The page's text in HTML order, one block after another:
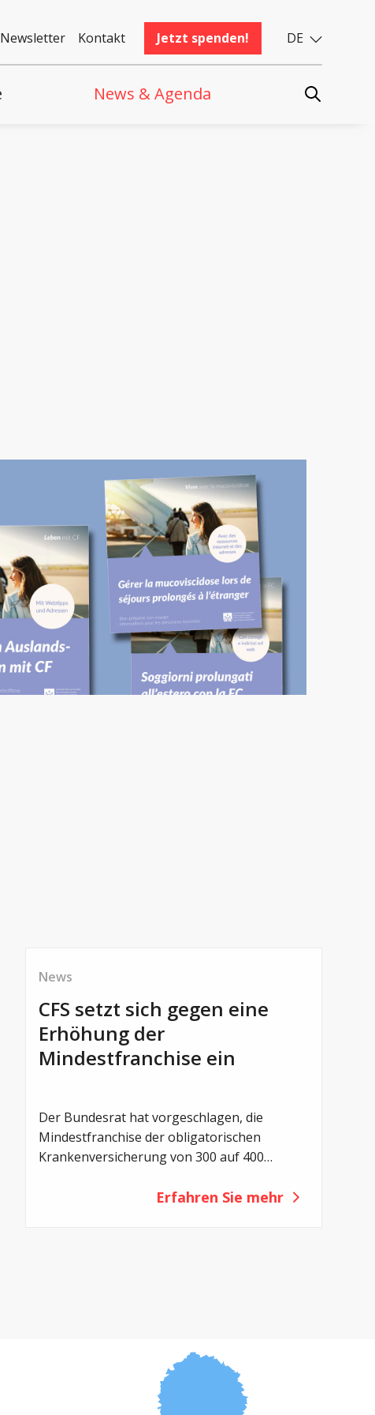
Newsletter Kontakt Jetzt spenden! DE
News & Agenda
News
CFS setzt sich gegen eine
Erhöhung der
Mindestfranchise ein
Der Bundesrat hat vorgeschlagen, die
Mindestfranchise der obligatorischen
Krankenversicherung von 300 auf 400
die Eigenverantwortung der Versicherten
Erfahren Sie mehr